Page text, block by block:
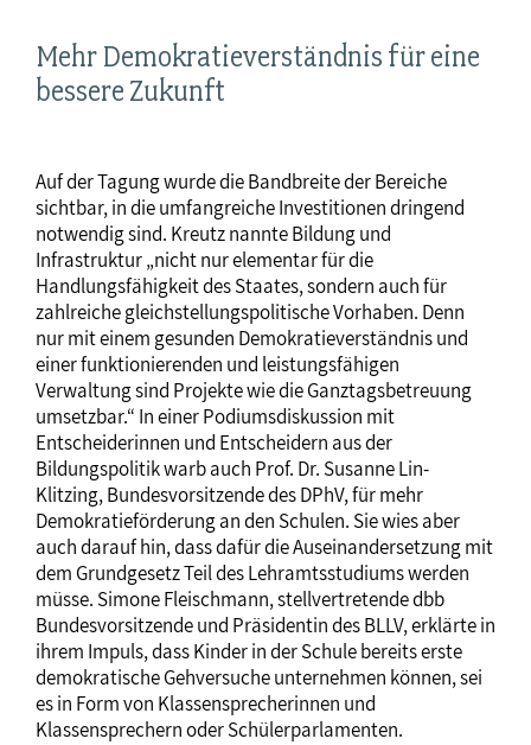
Mehr Demokratieverständnis für eine
bessere Zukunft
Auf der Tagung wurde die Bandbreite der Bereiche
sichtbar, in die umfangreiche Investitionen dringend
notwendig sind. Kreutz nannte Bildung und
Infrastruktur „nicht nur elementar für die
Handlungsfähigkeit des Staates, sondern auch für
zahlreiche gleichstellungspolitische Vorhaben. Denn
nur mit einem gesunden Demokratieverständnis und
einer funktionierenden und leistungsfähigen
Verwaltung sind Projekte wie die Ganztagsbetreuung
umsetzbar.“ In einer Podiumsdiskussion mit
Entscheiderinnen und Entscheidern aus der
Bildungspolitik warb auch Prof. Dr. Susanne Lin-
Klitzing, Bundesvorsitzende des DPhV, für mehr
Demokratieförderung an den Schulen. Sie wies aber
auch darauf hin, dass dafür die Auseinandersetzung mit
dem Grundgesetz Teil des Lehramtsstudiums werden
müsse. Simone Fleischmann, stellvertretende dbb
Bundesvorsitzende und Präsidentin des BLLV, erklärte in
ihrem Impuls, dass Kinder in der Schule bereits erste
demokratische Gehversuche unternehmen können, sei
es in Form von Klassensprecherinnen und
Klassensprechern oder Schülerparlamenten.